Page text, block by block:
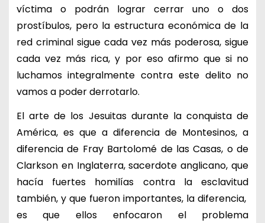
víctima o podrán lograr cerrar uno o dos
prostíbulos, pero la estructura económica de la
red criminal sigue cada vez más poderosa, sigue
cada vez más rica, y por eso afirmo que si no
luchamos integralmente contra este delito no
vamos a poder derrotarlo.
El arte de los Jesuitas durante la conquista de
América, es que a diferencia de Montesinos, a
diferencia de Fray Bartolomé de las Casas, o de
Clarkson en Inglaterra, sacerdote anglicano, que
hacía fuertes homilías contra la esclavitud
también, y que fueron importantes, la diferencia,
es que ellos enfocaron el problema